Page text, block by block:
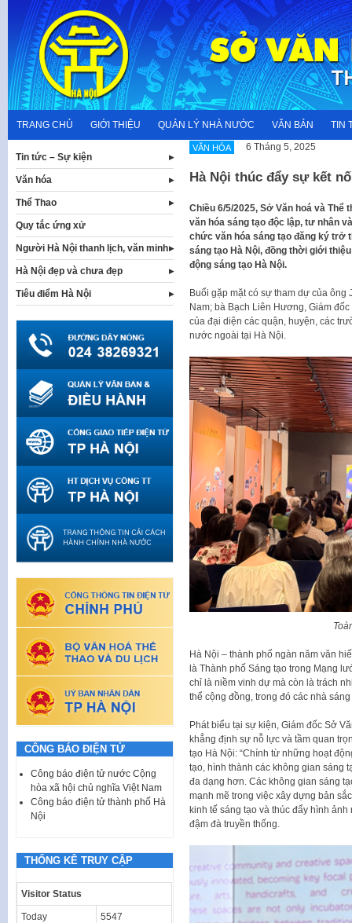
content
TRANG CHỦ GIỚI THIỆU QUẢN LÝ NHÀ NƯỚC VĂN BẢN TIN
VĂN HÓA 6 Tháng 5, 2025
Hà Nội thúc đẩy sự kết
Chiều 6/5/2025, Sở Văn hoá và Thể
văn hóa sáng tạo độc lập, tư nhân
chức văn hóa sáng tạo đăng ký trở
sáng tạo Hà Nội, đồng thời giới
động sáng tạo Hà Nội.
Buổi gặp mặt có sự tham dự của ông
Nam; bà Bạch Liên Hương, Giám
của đại diện các quận, huyện, các
nước ngoài tại Hà Nội.
Hà Nội – thành phố ngàn năm văn
là Thành phố Sáng tạo trong Mạng
chỉ là niềm vinh dự mà còn là trách
thể cộng đồng, trong đó các nhà
Phát biểu tại sự kiện, Giám đốc Sở
khẳng định sự nỗ lực và tầm quan
tạo Hà Nội: “Chính từ những hoạt
tạo, hình thành các không gian sáng
đa dạng hơn. Các không gian sáng
mạnh mẽ trong việc xây dựng bản
kinh tế sáng tạo và thúc đẩy hình
đậm đà truyền thống.
Tin tức – Sự kiện
Văn hóa
Thể Thao
Quy tắc ứng xử
Người Hà Nội thanh lịch, văn minh
Hà Nội đẹp và chưa đẹp
Tiêu điểm Hà Nội
CÔNG BÁO ĐIỆN TỬ
Công báo điện tử nước Cộng
hòa xã hội chủ nghĩa Việt Nam
Công báo điện tử thành phố Hà
Nội
THỐNG KÊ TRUY CẬP
Visitor Status
Today 5547